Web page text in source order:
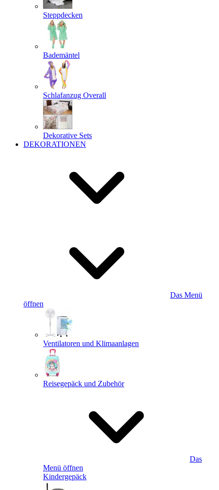
Steppdecken
Bademäntel
Schlafanzug Overall
Dekorative Sets
DEKORATIONEN
Das Menü
öffnen
Ventilatoren und Klimaanlagen
Reisegepäck und Zubehör
Das
Menü öffnen
Kindergepäck